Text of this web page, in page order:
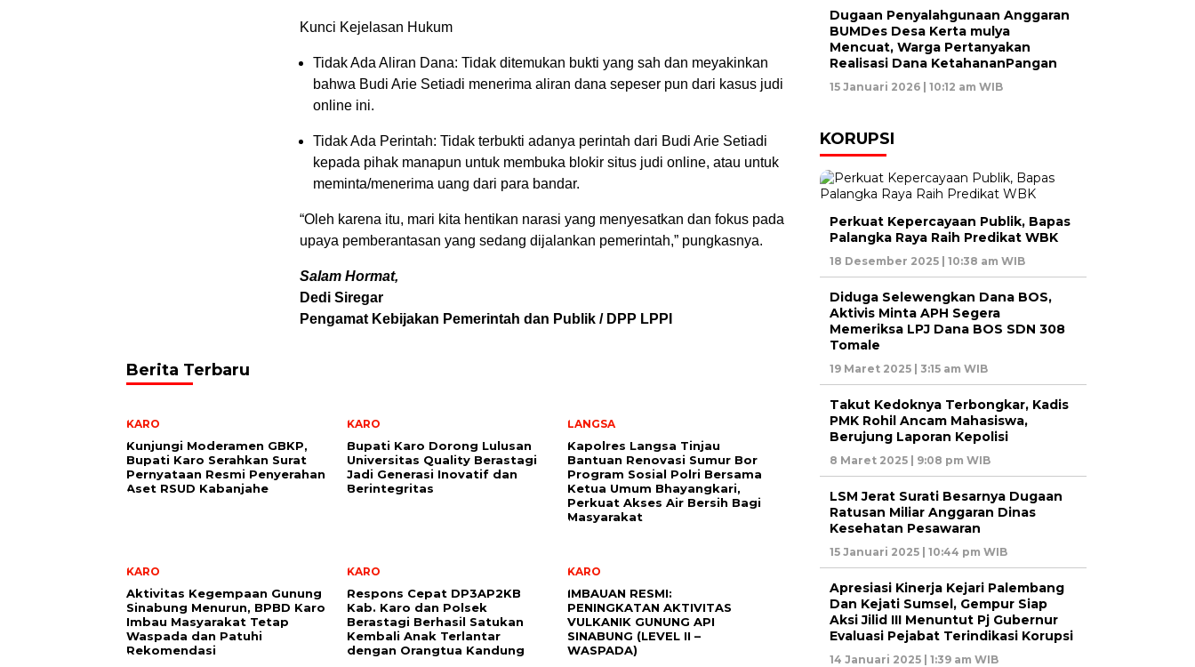
Kunci Kejelasan Hukum
Tidak Ada Aliran Dana: Tidak ditemukan bukti yang sah dan meyakinkan
bahwa Budi Arie Setiadi menerima aliran dana sepeser pun dari kasus judi
online ini.
Tidak Ada Perintah: Tidak terbukti adanya perintah dari Budi Arie Setiadi
kepada pihak manapun untuk membuka blokir situs judi online, atau untuk
meminta/menerima uang dari para bandar.
“Oleh karena itu, mari kita hentikan narasi yang menyesatkan dan fokus pada
upaya pemberantasan yang sedang dijalankan pemerintah,” pungkasnya.
Salam Hormat,
Dedi Siregar
Pengamat Kebijakan Pemerintah dan Publik / DPP LPPI
Berita Terbaru
KARO
Kunjungi Moderamen GBKP,
Bupati Karo Serahkan Surat
Pernyataan Resmi Penyerahan
Aset RSUD Kabanjahe
KARO
Bupati Karo Dorong Lulusan
Universitas Quality Berastagi
Jadi Generasi Inovatif dan
Berintegritas
LANGSA
Kapolres Langsa Tinjau
Bantuan Renovasi Sumur Bor
Program Sosial Polri Bersama
Ketua Umum Bhayangkari,
Perkuat Akses Air Bersih Bagi
Masyarakat
KARO
Aktivitas Kegempaan Gunung
Sinabung Menurun, BPBD Karo
Imbau Masyarakat Tetap
Waspada dan Patuhi
Rekomendasi
KARO
Respons Cepat DP3AP2KB
Kab. Karo dan Polsek
Berastagi Berhasil Satukan
Kembali Anak Terlantar
dengan Orangtua Kandung
KARO
IMBAUAN RESMI:
PENINGKATAN AKTIVITAS
VULKANIK GUNUNG API
SINABUNG (LEVEL II –
WASPADA)
Dugaan Penyalahgunaan Anggaran
BUMDes Desa Kerta mulya
Mencuat, Warga Pertanyakan
Realisasi Dana KetahananPangan
15 Januari 2026 | 10:12 am WIB
KORUPSI
Perkuat Kepercayaan Publik, Bapas
Palangka Raya Raih Predikat WBK
18 Desember 2025 | 10:38 am WIB
Diduga Selewengkan Dana BOS,
Aktivis Minta APH Segera
Memeriksa LPJ Dana BOS SDN 308
Tomale
19 Maret 2025 | 3:15 am WIB
Takut Kedoknya Terbongkar, Kadis
PMK Rohil Ancam Mahasiswa,
Berujung Laporan Kepolisi
8 Maret 2025 | 9:08 pm WIB
LSM Jerat Surati Besarnya Dugaan
Ratusan Miliar Anggaran Dinas
Kesehatan Pesawaran
15 Januari 2025 | 10:44 pm WIB
Apresiasi Kinerja Kejari Palembang
Dan Kejati Sumsel, Gempur Siap
Aksi Jilid III Menuntut Pj Gubernur
Evaluasi Pejabat Terindikasi Korupsi
14 Januari 2025 | 1:39 am WIB